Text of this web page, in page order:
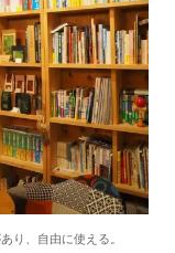
り、自由に使える。